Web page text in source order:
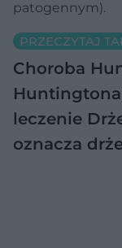
patogennym).
PRZECZYTAJ
Choroba
leczenie
oznacza